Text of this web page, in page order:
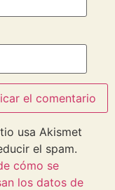
usa Akismet
el spam.
cómo se
los datos de